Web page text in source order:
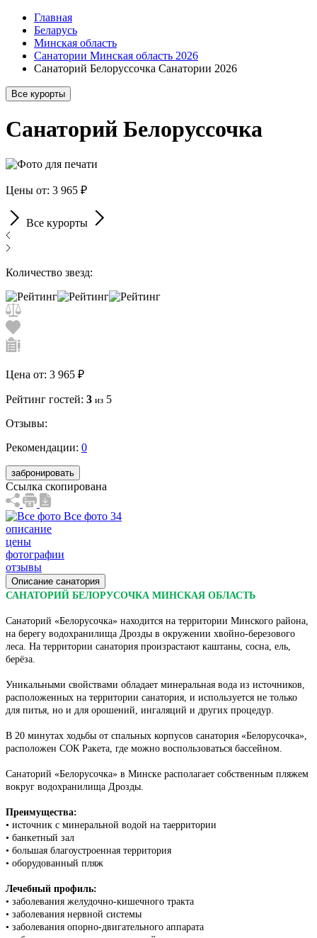
Главная
Беларусь
Минская область
Санатории Минская область 2026
Санаторий Белоруссочка Санатории 2026
Все курорты
Санаторий Белоруссочка
Цены от: 3 965 ₽
Все курорты
Количество звезд:
Цена от: 3 965 ₽
Рейтинг гостей: 3 из 5
Отзывы:
Рекомендации: 0
забронировать
Ссылка скопирована
Все фото 34
описание
цены
фотографии
отзывы
Описание санатория
САНАТОРИЙ БЕЛОРУСОЧКА МИНСКАЯ ОБЛАСТЬ
Санаторий «Белорусочка» находится на территории Минского района,
на берегу водохранилища Дрозды в окружении хвойно-березового
леса. На территории санатория произрастают каштаны, сосна, ель,
берёза.
Уникальными свойствами обладает минеральная вода из источников,
расположенных на территории санатория, и используется не только
для питья, но и для орошений, ингаляций и других процедур.
В 20 минутах ходьбы от спальных корпусов санатория «Белорусочка»,
расположен СОК Ракета, где можно воспользоваться бассейном.
Санаторий «Белорусочка» в Минске располагает собственным пляжем
вокруг водохранилища Дрозды.
Преимущества:
• источник с минеральной водой на таерритории
• банкетный зал
• большая благоустроенная территория
• оборудованный пляж
Лечебный профиль:
• заболевания желудочно-кишечного тракта
• заболевания нервной системы
• заболевания опорно-двигательного аппарата